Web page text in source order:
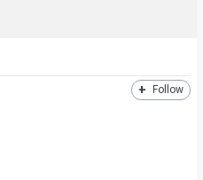
+ Follow